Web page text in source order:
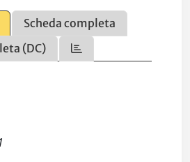
Scheda completa
(DC)